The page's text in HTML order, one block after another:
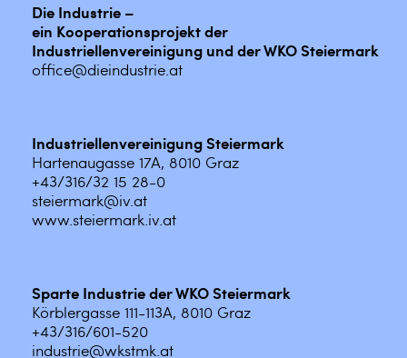
Die Industrie –
ein Kooperationsprojekt der
Industriellenvereinigung und der WKO Steiermark
office@dieindustrie.at
Industriellenvereinigung Steiermark
Hartenaugasse 17A, 8010 Graz
+43/316/32 15 28-0
steiermark@iv.at
www.steiermark.iv.at
Sparte Industrie der WKO Steiermark
Körblergasse 111-113A, 8010 Graz
+43/316/601-520
industrie@wkstmk.at